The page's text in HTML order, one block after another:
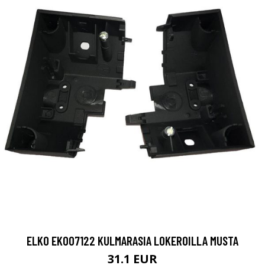
ELKO EKO07122 KULMARASIA LOKEROILLA MUSTA
31.1 EUR